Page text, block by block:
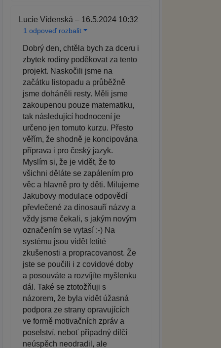
Lucie Vídenská – 16.5.2024 10:32
1 odpoveď rozbalit
Dobrý den, chtěla bych za dceru i
zbytek rodiny poděkovat za tento
projekt. Naskočili jsme na
začátku listopadu a průběžně
jsme doháněli resty. Měli jsme
zakoupenou pouze matematiku,
tak následující hodnocení je
určeno jen tomuto kurzu. Přesto
věřím, že shodně je koncipována
příprava i pro český jazyk.
Myslím si, že je vidět, že to
všichni děláte se zapálením pro
věc a hlavně pro ty děti. Milujeme
Jakubovy modulace odpovědí
převlečené za dinosauří názvy a
vždy jsme čekali, s jakým novým
označením se vytasí :-) Na
systému jsou vidět letité
zkušenosti a propracovanost. Že
jste se poučili i z covidové doby
a posouváte a rozvíjíte myšlenku
dál. Také se ztotožňuji s
názorem, že byla vidět úžasná
podpora ze strany opravujících
ve formě motivačních zpráv a
poselství, neboť případný dílčí
neúspěch neodradil, ale